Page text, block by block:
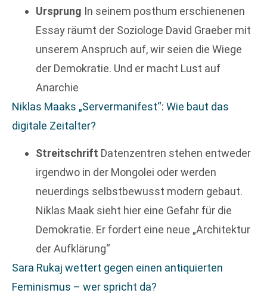
Ursprung In seinem posthum erschienenen
Essay räumt der Soziologe David Graeber mit
unserem Anspruch auf, wir seien die Wiege
der Demokratie. Und er macht Lust auf
Anarchie
Niklas Maaks „Servermanifest“: Wie baut das
digitale Zeitalter?
Streitschrift Datenzentren stehen entweder
irgendwo in der Mongolei oder werden
neuerdings selbstbewusst modern gebaut.
Niklas Maak sieht hier eine Gefahr für die
Demokratie. Er fordert eine neue „Architektur
der Aufklärung“
Sara Rukaj wettert gegen einen antiquierten
Feminismus – wer spricht da?